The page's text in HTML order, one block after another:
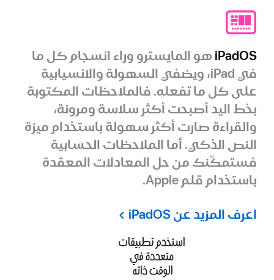
iPadOS هو المايسترو وراء انسجام كل ما
في iPad، ويضفي السهولة والانسيابية
على كل ما تفعله. فالملاحظات المكتوبة
بخط اليد أصبحت أكثر سلاسة ومرونة،
والقراءة صارت أكثر سهولة باستخدام ميزة
النص الذكي. أما الملاحظات الحسابية
فستمكّنك من حل المعادلات المعقدة
باستخدام قلم Apple.
اعرف المزيد عن iPadOS